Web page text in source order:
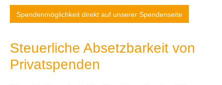
Spendenmöglichkeit direkt auf unserer Spendenseite
Steuerliche Absetzbarkeit von
Privatspenden